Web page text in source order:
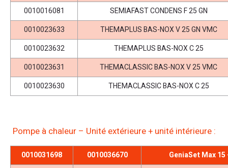
0010016081
SEMIAFAST CONDENS F 25 GN
0010023633
THEMAPLUS BAS-NOX V 25 GN VMC
0010023632
THEMAPLUS BAS-NOX C 25
0010023631
THEMACLASSIC BAS-NOX V 25 VMC
0010023630
THEMACLASSIC BAS-NOX C 25
Pompe à chaleur – Unité extérieure + unité intérieure :
0010031698 0010036670
GeniaSet Max 15